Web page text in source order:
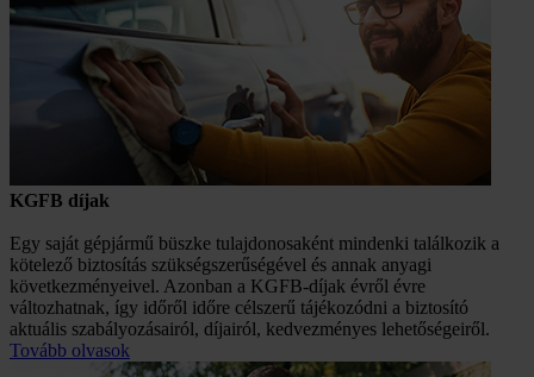
KGFB díjak
Egy saját gépjármű büszke tulajdonosaként mindenki találkozik a
kötelező biztosítás szükségszerűségével és annak anyagi
következményeivel. Azonban a KGFB-díjak évről évre
változhatnak, így időről időre célszerű tájékozódni a biztosító
aktuális szabályozásairól, díjairól, kedvezményes lehetőségeiről.
Tovább olvasok